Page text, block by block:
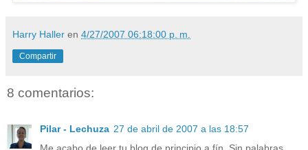
Harry Haller en 4/27/2007 06:18:00 p. m.
Compartir
8 comentarios:
Pilar - Lechuza 27 de abril de 2007 a las 18:57
Me acabo de leer tu blog de principio a fín. Sin palabras....